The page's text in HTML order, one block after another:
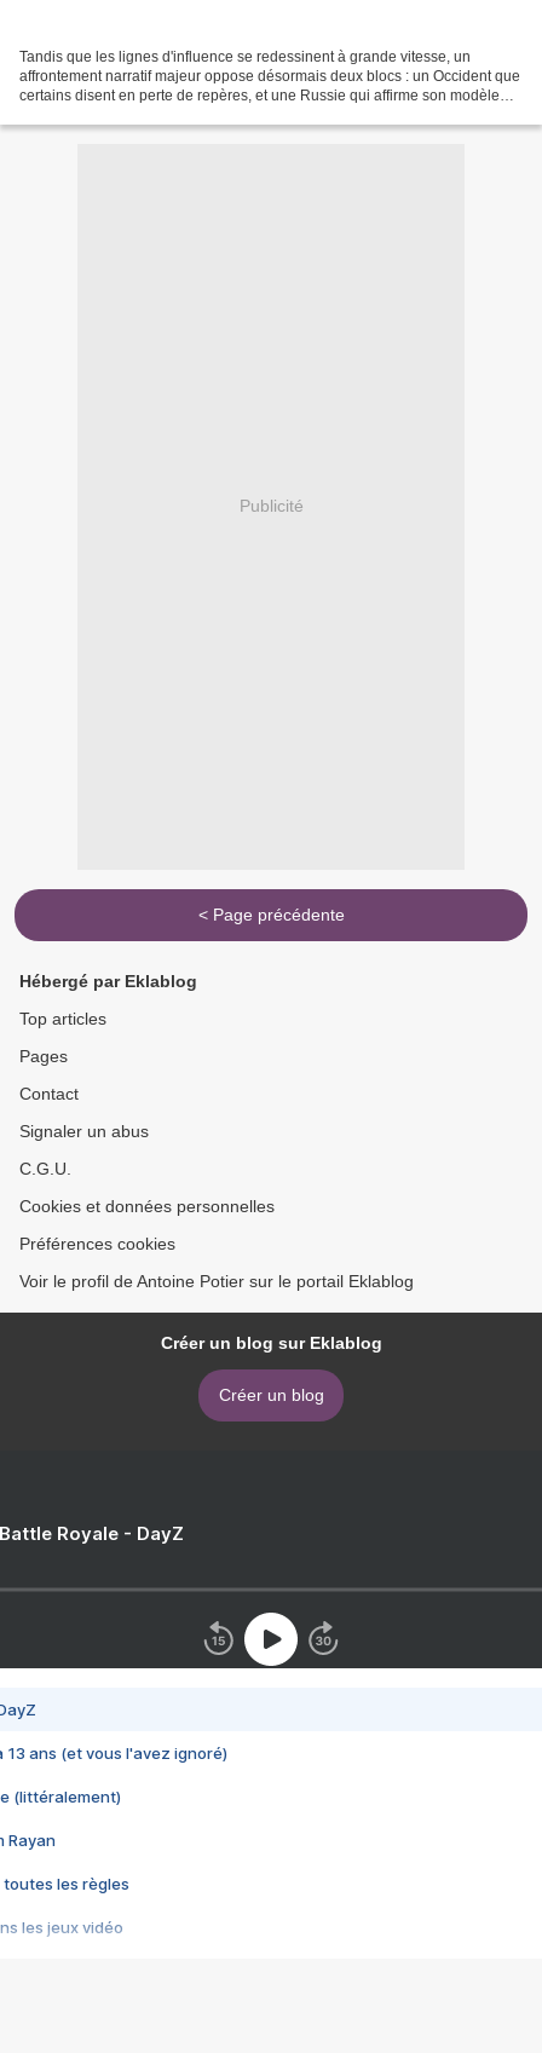
Tandis que les lignes d'influence se redessinent à grande vitesse, un
affrontement narratif majeur oppose désormais deux blocs : un Occident que
certains disent en perte de repères, et une Russie qui affirme son modèle
Publicité
< Page précédente
Hébergé par Eklablog
Top articles
Pages
Contact
Signaler un abus
C.G.U.
Cookies et données personnelles
Préférences cookies
Voir le profil de Antoine Potier sur le portail Eklablog
Créer un blog sur Eklablog
Créer un blog
Royale - DayZ
13 ans (et vous l'avez ignoré)
(littéralement)
Rayan
toutes les règles
les jeux vidéo